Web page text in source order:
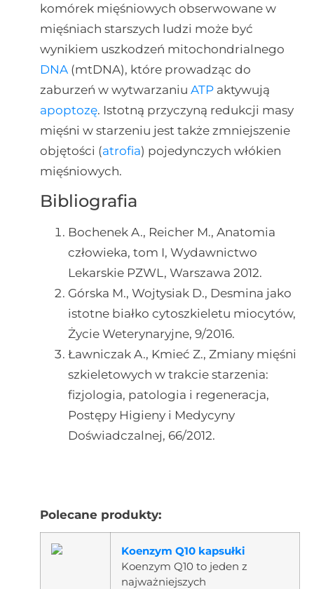
komórek mięśniowych obserwowane w
mięśniach starszych ludzi może być
wynikiem uszkodzeń mitochondrialnego
DNA(mtDNA), które prowadząc do
zaburzeń w wytwarzaniu ATPaktywują
apoptozę. Istotną przyczyną redukcji masy
mięśni w starzeniu jest także zmniejszenie
objętości (atrofia) pojedynczych włókien
mięśniowych.
Bibliografia
Bochenek A., Reicher M., Anatomia
człowieka, tom I, Wydawnictwo
Lekarskie PZWL, Warszawa 2012.
Górska M., Wojtysiak D., Desmina jako
istotne białko cytoszkieletu miocytów,
Życie Weterynaryjne, 9/2016.
Ławniczak A., Kmieć Z., Zmiany mięśni
szkieletowych w trakcie starzenia:
fizjologia, patologia i regeneracja,
Postępy Higieny i Medycyny
Doświadczalnej, 66/2012.
Polecane produkty:
Koenzym Q10 kapsułki
Koenzym Q10 to jeden z
najważniejszych